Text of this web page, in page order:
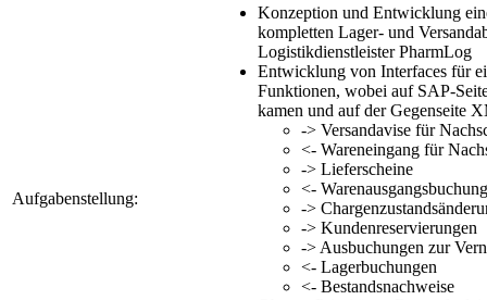
Aufgabenstellung:
Konzeption und Entwicklung
kompletten Lager- und
Logistikdienstleister PharmLog
Entwicklung von Interfaces für
Funktionen, wobei auf SAP-
kamen und auf der Gegenseite
-> Versandavise für
<- Wareneingang für
-> Lieferscheine
<-
->
-> Kundenreservierungen
-> Ausbuchungen zur
<- Lagerbuchungen
<- Bestandsnachweise